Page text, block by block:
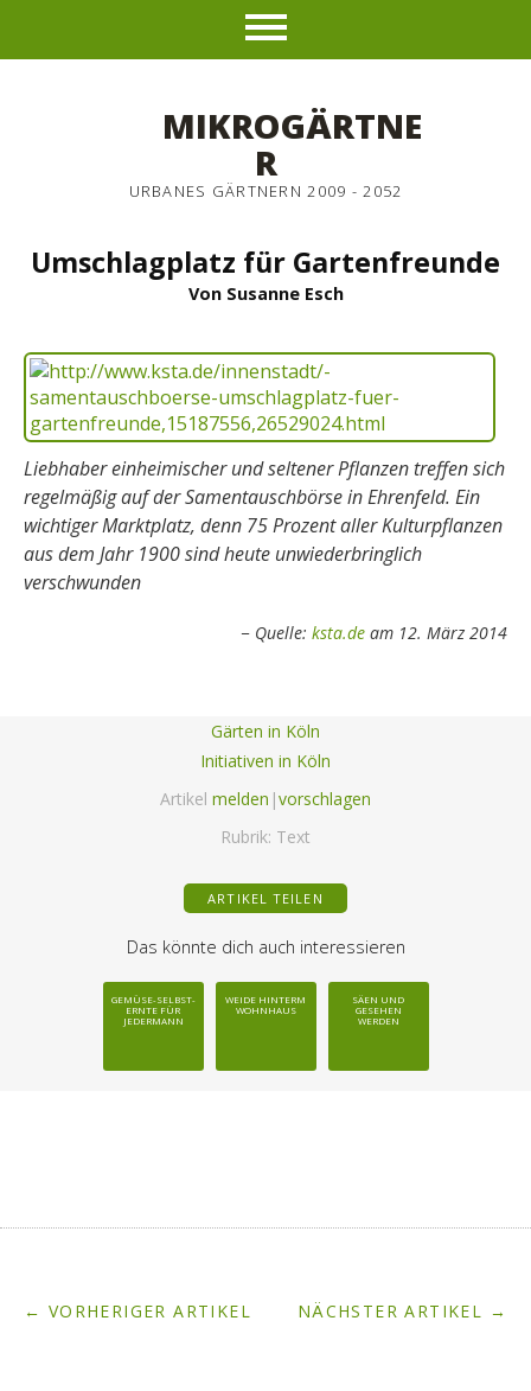
MIKROGÄRTNE
R
URBANES GÄRTNERN 2009 - 2052
Umschlagplatz für Gartenfreunde
Von Susanne Esch
Liebhaber einheimischer und seltener Pflanzen treffen sich
regelmäßig auf der Samentauschbörse in Ehrenfeld. Ein
wichtiger Marktplatz, denn 75 Prozent aller Kulturpflanzen
aus dem Jahr 1900 sind heute unwiederbringlich
verschwunden
Quelle: ksta.de am 12. März 2014
Gärten in Köln
Initiativen in Köln
Artikel melden |vorschlagen
Rubrik: Text
ARTIKEL TEILEN
Das könnte dich auch interessieren
GEMÜSE-SELBST-
ERNTE FÜR
JEDERMANN
WEIDE HINTERM
WOHNHAUS
SÄEN UND
GESEHEN
WERDEN
NÄCHSTER ARTIKEL →
← VORHERIGER ARTIKEL